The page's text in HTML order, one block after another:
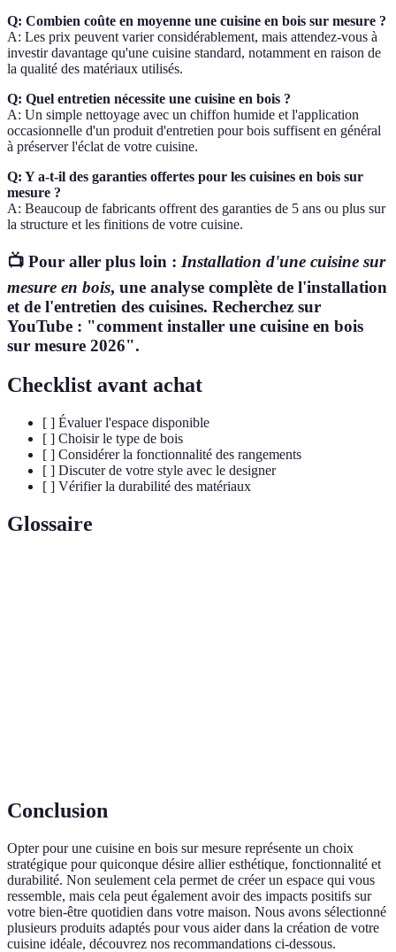
Q: Combien coûte en moyenne une cuisine en bois sur mesure ?
A: Les prix peuvent varier considérablement, mais attendez-vous à
investir davantage qu'une cuisine standard, notamment en raison de
la qualité des matériaux utilisés.
Q: Quel entretien nécessite une cuisine en bois ?
A: Un simple nettoyage avec un chiffon humide et l'application
occasionnelle d'un produit d'entretien pour bois suffisent en général
à préserver l'éclat de votre cuisine.
Q: Y a-t-il des garanties offertes pour les cuisines en bois sur
mesure ?
A: Beaucoup de fabricants offrent des garanties de 5 ans ou plus sur
la structure et les finitions de votre cuisine.
📺 Pour aller plus loin : Installation d'une cuisine sur
mesure en bois, une analyse complète de l'installation
et de l'entretien des cuisines. Recherchez sur
YouTube : "comment installer une cuisine en bois
sur mesure 2026".
Checklist avant achat
[ ] Évaluer l'espace disponible
[ ] Choisir le type de bois
[ ] Considérer la fonctionnalité des rangements
[ ] Discuter de votre style avec le designer
[ ] Vérifier la durabilité des matériaux
Glossaire
Conclusion
Opter pour une cuisine en bois sur mesure représente un choix
stratégique pour quiconque désire allier esthétique, fonctionnalité et
durabilité. Non seulement cela permet de créer un espace qui vous
ressemble, mais cela peut également avoir des impacts positifs sur
votre bien-être quotidien dans votre maison. Nous avons sélectionné
plusieurs produits adaptés pour vous aider dans la création de votre
cuisine idéale, découvrez nos recommandations ci-dessous.